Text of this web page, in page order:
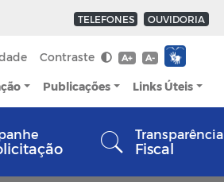
TELEFONES OUVIDORIA
Contraste A+ A-
Publicações Links Úteis
Transparência
Fiscal